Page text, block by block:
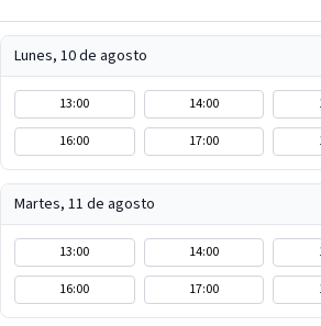
Lunes, 10 de agosto
13:00 14:00
16:00
17:00
Martes, 11 de agosto
13:00 14:00
16:00
17:00